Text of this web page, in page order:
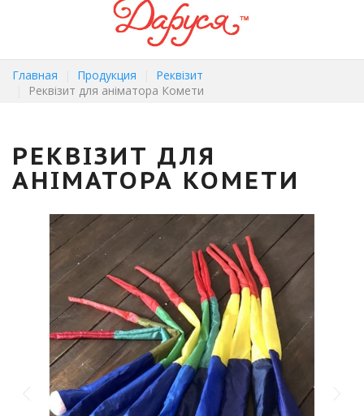
Главная Продукция
Реквізит
Реквізит для аніматора Комети
РЕКВІЗИТ ДЛЯ
АНІМАТОРА КОМЕТИ